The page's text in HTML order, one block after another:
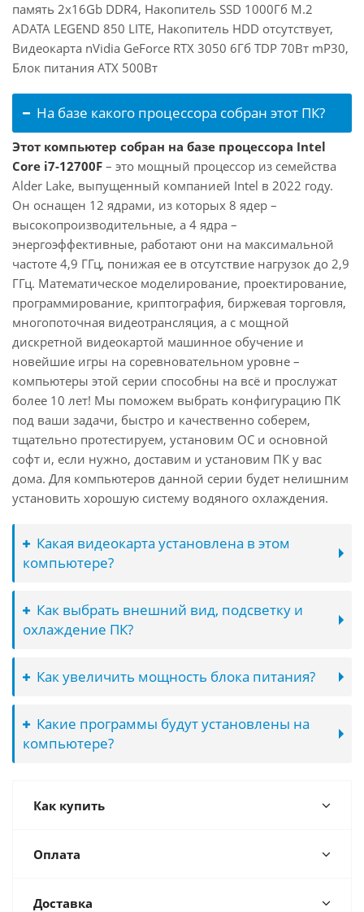
память 2x16Gb DDR4, Накопитель SSD 1000Гб M.2
ADATA LEGEND 850 LITE, Накопитель HDD отсутствует,
Видеокарта nVidia GeForce RTX 3050 6Гб TDP 70Вт mP30,
Блок питания ATX 500Вт
На базе какого процессора собран этот ПК?
Этот компьютер собран на базе процессора Intel
Core i7-12700F – это мощный процессор из семейства
Alder Lake, выпущенный компанией Intel в 2022 году.
Он оснащен 12 ядрами, из которых 8 ядер –
высокопроизводительные, а 4 ядра –
энергоэффективные, работают они на максимальной
частоте 4,9 ГГц, понижая ее в отсутствие нагрузок до 2,9
ГГц. Математическое моделирование, проектирование,
программирование, криптография, биржевая торговля,
многопоточная видеотрансляция, а с мощной
дискретной видеокартой машинное обучение и
новейшие игры на соревновательном уровне –
компьютеры этой серии способны на всё и прослужат
более 10 лет! Мы поможем выбрать конфигурацию ПК
под ваши задачи, быстро и качественно соберем,
тщательно протестируем, установим ОС и основной
софт и, если нужно, доставим и установим ПК у вас
дома. Для компьютеров данной серии будет нелишним
установить хорошую систему водяного охлаждения.
Какая видеокарта установлена в этом
компьютере?
Как выбрать внешний вид, подсветку и
охлаждение ПК?
Как увеличить мощность блока питания?
Какие программы будут установлены на
компьютере?
Как купить
Оплата
Доставка